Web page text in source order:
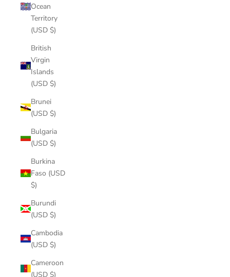
Ocean
Territory
(USD $)
British
Virgin
Islands
(USD $)
Brunei
(USD $)
Bulgaria
(USD $)
Burkina
Faso (USD
$)
Burundi
(USD $)
Cambodia
(USD $)
Cameroon
(USD $)